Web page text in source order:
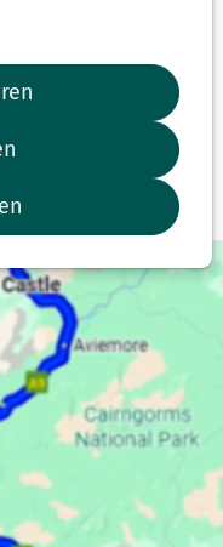
...